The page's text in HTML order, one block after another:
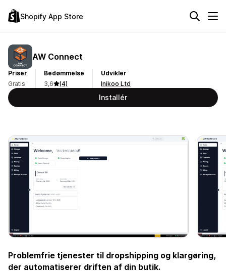
Shopify App Store
AW Connect
Priser
Gratis
Bedømmelse
3,6
(4)
Udvikler
Inikoo Ltd
Installér
Problemfrie tjenester til dropshipping og klargøring,
der automatiserer driften af din butik.